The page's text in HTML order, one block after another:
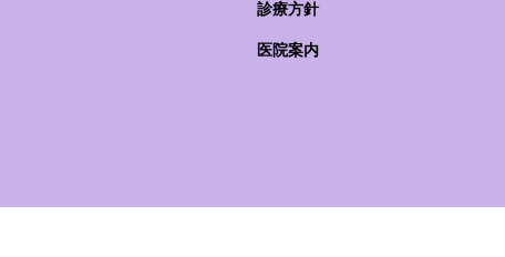
診療方針
医院案内